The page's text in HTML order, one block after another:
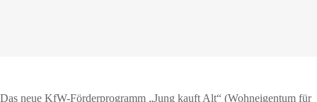
Das neue KfW-Förderprogramm „Jung kauft Alt“ (Wohneigentum für